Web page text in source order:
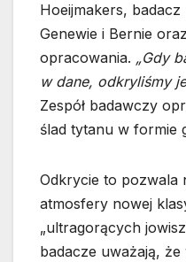
Hoeijmakers,
Genewie i Bernie
opracowania. „Gdy
w dane, odkryliśmy
Zespół badawczy
ślad tytanu w formie
Odkrycie to pozwala
atmosfery nowej
„ultragorących
badacze uważają,